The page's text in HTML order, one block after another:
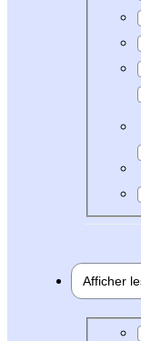
Afficher